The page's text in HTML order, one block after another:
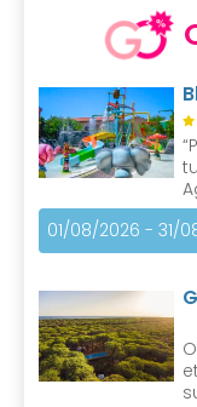
01/08/2026 - 31/